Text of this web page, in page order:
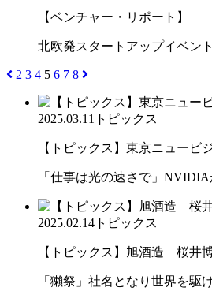
【ベンチャー・リポート】
北欧発スタートアップイベン
2 3 4 5 6 7 8
2025.03.11 トピックス
【トピックス】東京ニュービ
「仕事は光の速さで」
2025.02.14 トピックス
【トピックス】旭酒造 桜井
「獺祭」社名となり世界を駆